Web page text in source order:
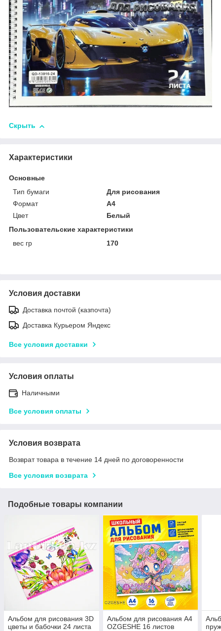
Скрыть
Характеристики
Основные
Тип бумаги
Для рисования
Формат
A4
Цвет
Белый
Пользовательские характеристики
вес гр
170
Условия доставки
Доставка почтой (казпочта)
Доставка Курьером Яндекс
Все условия доставки
Условия оплаты
Наличными
Все условия оплаты
Условия возврата
Возврат товара в течение 14 дней по договоренности
Все условия возврата
Подобные товары компании
Альбом для рисования 3D
цветы и бабочки 24 листа
Альбом для рисования A4
OZGESHE 16 листов